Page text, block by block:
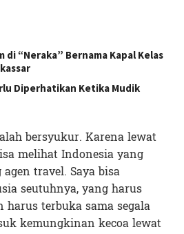
di “Neraka” Bernama Kapal Kelas
Diperhatikan Ketika Mudik
bersyukur. Karena lewat
melihat Indonesia yang
travel. Saya bisa
seutuhnya, yang harus
harus terbuka sama segala
kemungkinan kecoa lewat